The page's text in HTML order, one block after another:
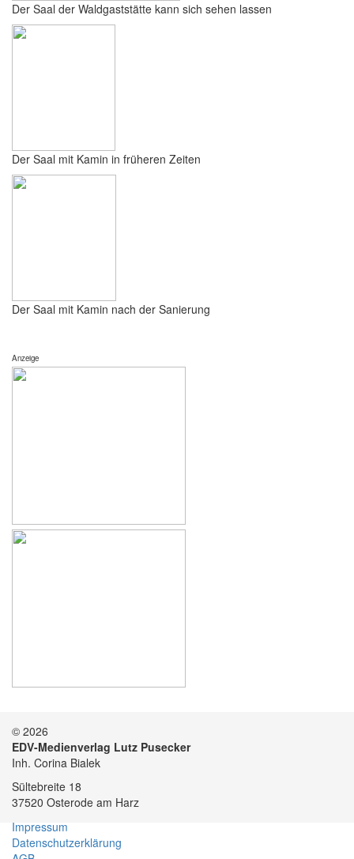
Der Saal der Waldgaststätte kann sich sehen lassen
Der Saal mit Kamin in früheren Zeiten
Der Saal mit Kamin nach der Sanierung
Anzeige
© 2026
EDV-Medienverlag Lutz Pusecker
Inh. Corina Bialek
Sültebreite 18
37520 Osterode am Harz
Impressum
Datenschutzerklärung